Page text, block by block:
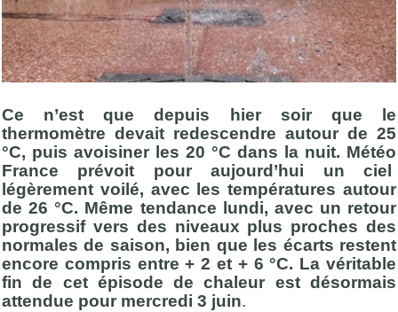
Ce n’est que depuis hier soir que le
thermomètre devait redescendre autour de 25
°C, puis avoisiner les 20 °C dans la nuit. Météo
France prévoit pour aujourd’hui un ciel
légèrement voilé, avec les températures autour
de 26 °C. Même tendance lundi, avec un retour
progressif vers des niveaux plus proches des
normales de saison, bien que les écarts restent
encore compris entre + 2 et + 6 °C. La véritable
fin de cet épisode de chaleur est désormais
attendue pour mercredi 3 juin.